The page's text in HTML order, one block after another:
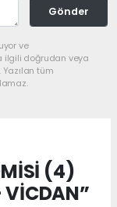
Gönder
ve
ilgili doğrudan veya
tüm
(4)
VİCDAN”